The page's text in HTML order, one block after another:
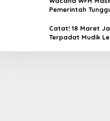
Pemerintah
Diumumkan
Catat! 18 Maret
Terpadat Mudik